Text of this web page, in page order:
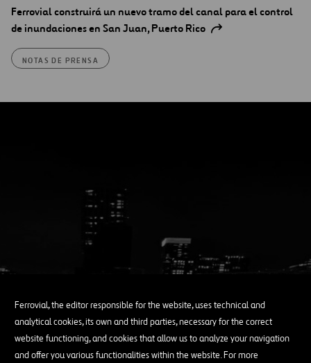
Ferrovial, the editor responsible for the website, uses technical and
analytical cookies, its own and third parties, necessary for the correct
website functioning, and cookies that allow us to analyze your navigation
and offer you various functionalities within the website. For more
Ferrovial construirá un nuevo tramo del canal para el control
de inundaciones en San Juan, Puerto Rico
NOTAS DE PRENSA